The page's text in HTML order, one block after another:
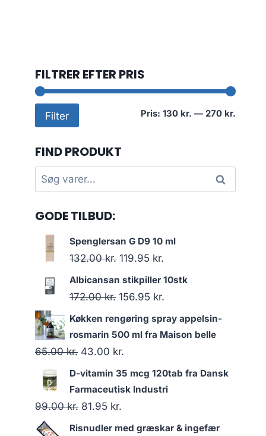
FILTRER EFTER PRIS
Filter Pris: 130 kr. — 270 kr.
FIND PRODUKT
Søg
efter:
Søg
GODE TILBUD:
Spenglersan G D9 10 ml
132.00kr. Den
oprindelige
pris
132.00 kr..
119.95 kr.
aktuelle
119.95 kr..
Albicansan stikpiller 10stk
172.00kr. Den
oprindelige
pris
var:
172.00 kr..
156.95 kr.
aktuelle
pris
156.95 kr..
Køkken rengøring spray appelsin-
rosmarin 500 ml fra Maison belle
65.00kr. Den
oprindelige
pris
var:
65.00 kr..
43.00 kr.
aktuelle
pris
43.00 kr..
D-vitamin 35 mcg 120tab fra Dansk
Farmaceutisk Industri
99.00kr. Den
oprindelige
81.95 kr.
aktuelle
Risnudler med græskar & ingefær